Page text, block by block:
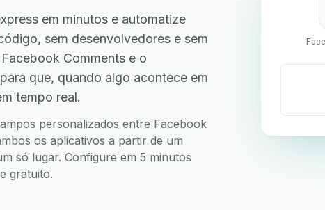
em minutos e automatize
sem desenvolvedores e sem
Comments e o
que, quando algo acontece em
tempo real.
personalizados entre Facebook
os aplicativos a partir de um
só lugar. Configure em 5 minutos
gratuito.